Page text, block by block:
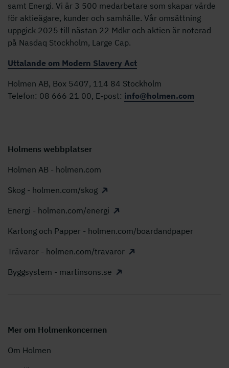
samt Energi. Vi är 3 500 medarbetare som skapar värde
för aktieägare, kunder och samhälle. Vår omsättning
uppgick 2025 till nästan 22 Mdkr och aktien är noterad
på Nasdaq Stockholm, Large Cap.
Uttalande om Modern Slavery Act
Holmen AB, Box 5407, 114 84 Stockholm
Telefon: 08 666 21 00, E-post: info@holmen.com
Holmens webbplatser
Holmen AB - holmen.com
Skog - holmen.com/skog
Energi - holmen.com/energi
Kartong och Papper - holmen.com/boardandpaper
Trävaror - holmen.com/travaror
Byggsystem - martinsons.se
Mer om Holmenkoncernen
Om Holmen